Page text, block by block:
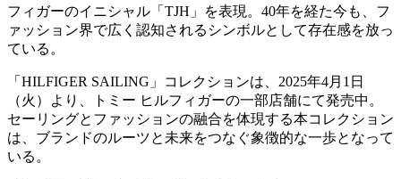
フィガーのイニシャル「TJH」を表現。40年を経た今も、フ
ァッション界で広く認知されるシンボルとして存在感を放っ
ている。
「HILFIGER SAILING」コレクションは、2025年4月1日
（火）より、トミー ヒルフィガーの一部店舗にて発売中。
セーリングとファッションの融合を体現する本コレクション
は、ブランドのルーツと未来をつなぐ象徴的な一歩となって
いる。